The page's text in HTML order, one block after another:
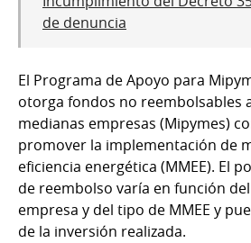
de denuncia
El Programa de Apoyo para
otorga fondos no reembolsables
medianas empresas (Mipymes)
promover la implementación de
eficiencia energética (MMEE). El
de reembolso varía en función
empresa y del tipo de MMEE y
de la inversión realizada.